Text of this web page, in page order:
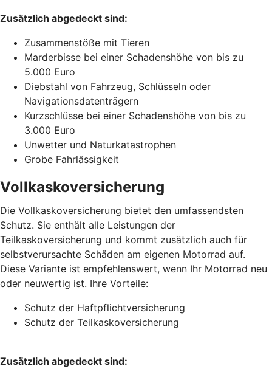
Zusätzlich abgedeckt sind:
Zusammenstöße mit Tieren
Marderbisse bei einer Schadenshöhe von bis zu
5.000 Euro
Diebstahl von Fahrzeug, Schlüsseln oder
Navigationsdatenträgern
Kurzschlüsse bei einer Schadenshöhe von bis zu
3.000 Euro
Unwetter und Naturkatastrophen
Grobe Fahrlässigkeit
Vollkaskoversicherung
Die Vollkaskoversicherung bietet den umfassendsten
Schutz. Sie enthält alle Leistungen der
Teilkaskoversicherung und kommt zusätzlich auch für
selbstverursachte Schäden am eigenen Motorrad auf.
Diese Variante ist empfehlenswert, wenn Ihr Motorrad neu
oder neuwertig ist. Ihre Vorteile:
Schutz der Haftpflichtversicherung
Schutz der Teilkaskoversicherung
Zusätzlich abgedeckt sind: